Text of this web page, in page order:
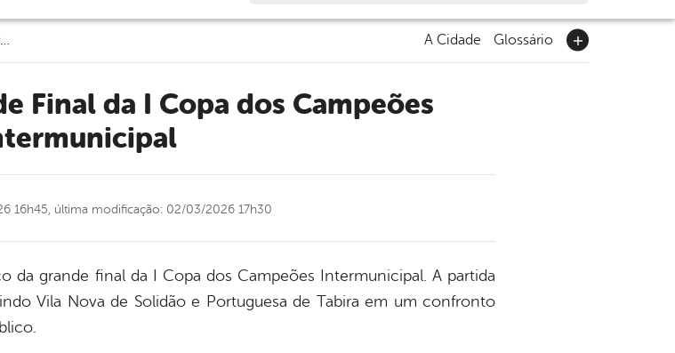
Convite para a Grande Final da I Copa dos Campeões Intermunicipal A Cidade Glossário
16h45, última modificação: 02/03/2026 17h30
da grande final da I Copa dos Campeões Intermunicipal. A partida
Vila Nova de Solidão e Portuguesa de Tabira em um confronto